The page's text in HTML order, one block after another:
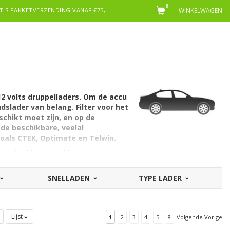
PAKKETVERZENDING VANAF €75,- WINKELWAGEN
0
volts druppelladers. Om de accu
van belang. Filter voor het
moet zijn, en op de
beschikbare, veelal
CTEK, Optimate en Telwin.
Echter, óók veel van de zwaardere
die ook prima een accu
omdat de druppelladers die u
van de accu van de sportauto.
SNELLADEN TYPE LADER
Lijst 1 2 3 4 5 8 Volgende Vorige